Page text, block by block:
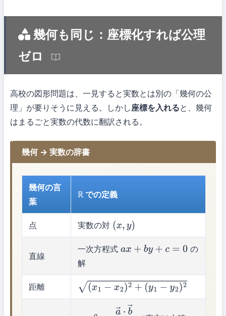
幾何も同じ：座標化すれば公理
ゼロ
高校の図形問題は、一見すると実数とは別の「幾何の公
理」が要りそうに見える。しかし座標を入れると、幾何
はまるごと実数の代数に翻訳される。
幾何 → 実数の辞書
幾何の言
葉
ℝ での定義
点 実数の対 (x,y )
直線
一次方程式 ax+by+c =0
の
解
距離 (x1 −x2 )2 +(y1− y2 )2